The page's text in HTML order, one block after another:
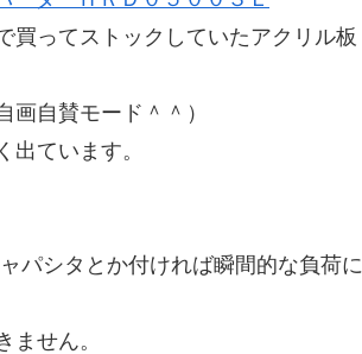
買ってストックしていたアクリル板
自賛モード＾＾）
ています。
シタとか付ければ瞬間的な負荷に
せん。